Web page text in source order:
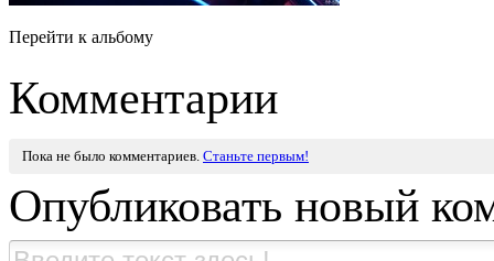
Перейти к альбому
Комментарии
Пока не было комментариев. Станьте первым!
Опубликовать новый